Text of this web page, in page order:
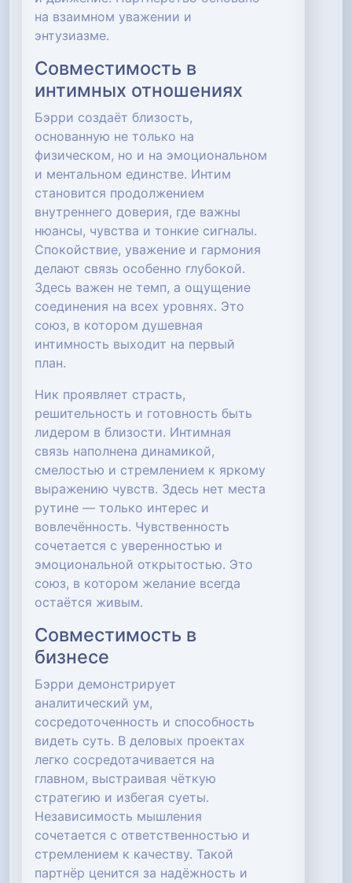
на взаимном уважении и
энтузиазме.
Совместимость в
интимных отношениях
Бэрри создаёт близость,
основанную не только на
физическом, но и на эмоциональном
и ментальном единстве. Интим
становится продолжением
внутреннего доверия, где важны
нюансы, чувства и тонкие сигналы.
Спокойствие, уважение и гармония
делают связь особенно глубокой.
Здесь важен не темп, а ощущение
соединения на всех уровнях. Это
союз, в котором душевная
интимность выходит на первый
план.
Ник проявляет страсть,
решительность и готовность быть
лидером в близости. Интимная
связь наполнена динамикой,
смелостью и стремлением к яркому
выражению чувств. Здесь нет места
рутине — только интерес и
вовлечённость. Чувственность
сочетается с уверенностью и
эмоциональной открытостью. Это
союз, в котором желание всегда
остаётся живым.
Совместимость в
бизнесе
Бэрри демонстрирует
аналитический ум,
сосредоточенность и способность
видеть суть. В деловых проектах
легко сосредотачивается на
главном, выстраивая чёткую
стратегию и избегая суеты.
Независимость мышления
сочетается с ответственностью и
стремлением к качеству. Такой
партнёр ценится за надёжность и